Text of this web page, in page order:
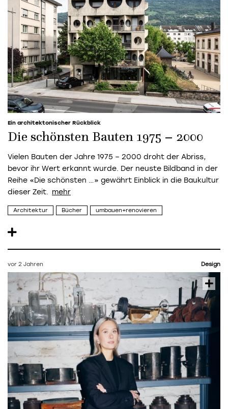
Ein architektonischer Rückblick
Die schönsten Bauten 1975 – 2000
Vielen Bauten der Jahre 1975 – 2000 droht der Abriss,
bevor ihr Wert erkannt wurde. Der neuste Bildband in der
Reihe «Die schönsten …» gewährt Einblick in die Baukultur
dieser Zeit.
Architektur Bücher umbauen+renovieren
vor 2 Jahren Design